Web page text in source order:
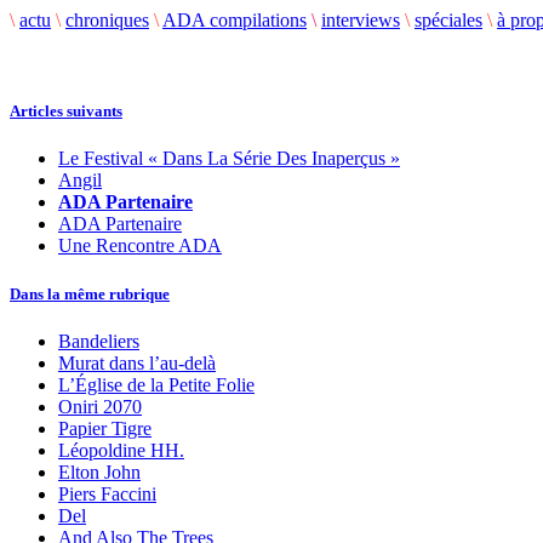
\ actu \ chroniques \ ADA compilations \ interviews \ spéciales \ à
Articles suivants
Le Festival « Dans La Série Des Inaperçus »
Angil
ADA Partenaire
ADA Partenaire
Une Rencontre ADA
Dans la même rubrique
Bandeliers
Murat dans l’au-delà
L’Église de la Petite Folie
Oniri 2070
Papier Tigre
Léopoldine HH.
Elton John
Piers Faccini
Del
And Also The Trees